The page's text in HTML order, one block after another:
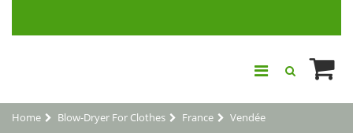
Home Blow-Dryer For Clothes France Vendée